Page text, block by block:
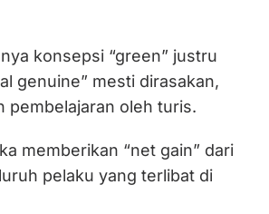
konsepsi “green” justru
genuine” mesti dirasakan,
pembelajaran oleh turis.
memberikan “net gain” dari
pelaku yang terlibat di